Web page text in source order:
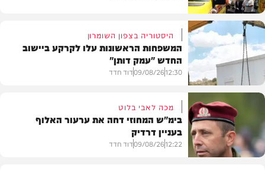
חדשות
בארץ
היסטוריה בצפון השומרון
המשפחות הראשונות עלו לקרקע ביישוב
החדש "עמק דותן"
12:30
09/08/26דוד חדד
מכה לאבי בלוט
בימ"ש המחוזי דחה את ערעור האלוף
בעניין דרדיק
12:22
09/08/26דוד חדד